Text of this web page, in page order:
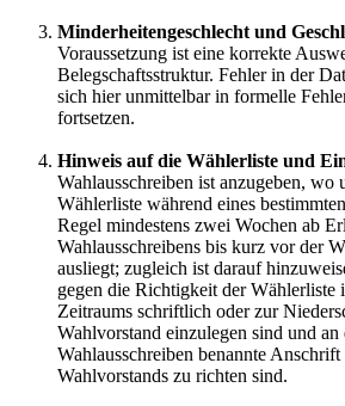
Minderheitengeschlecht und
Voraussetzung ist eine korrekte
Belegschaftsstruktur. Fehler in der
sich hier unmittelbar in formelle
fortsetzen.
Hinweis auf die Wählerliste und
Wahlausschreiben ist anzugeben, wo
Wählerliste während eines
Regel mindestens zwei Wochen ab
Wahlausschreibens bis kurz vor der
ausliegt; zugleich ist darauf
gegen die Richtigkeit der Wählerliste
Zeitraums schriftlich oder zur
Wahlvorstand einzulegen sind und an
Wahlausschreiben benannte
Wahlvorstands zu richten sind.